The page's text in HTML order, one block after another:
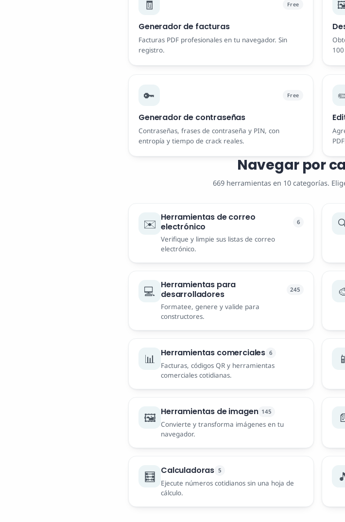
🧾 Free
Generador de facturas
Facturas PDF profesionales en tu navegador. Sin
registro.
🔑 Free
Generador de contraseñas
Contraseñas, frases de contraseña y PIN, con
entropía y tiempo de crack reales.
Navegar por
669 herramientas en 10 categorías.
✉️ Herramientas de correo
electrónico
6
Verifique y limpie sus listas de correo
electrónico.
💻
Herramientas para
desarrolladores
245
Formatee, genere y valide para
constructores.
📊 Herramientas comerciales 6
Facturas, códigos QR y herramientas
comerciales cotidianas.
📱
🖼️ Herramientas de imagen 145
Convierte y transforma imágenes en tu
navegador.
🧮 Calculadoras 5
Ejecute números cotidianos sin una hoja de
cálculo.